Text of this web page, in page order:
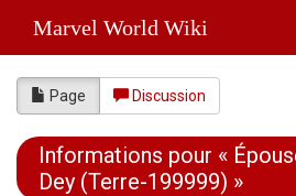
Marvel World Wiki
Page Discussion
Informations pour «
Dey (Terre-199999) »